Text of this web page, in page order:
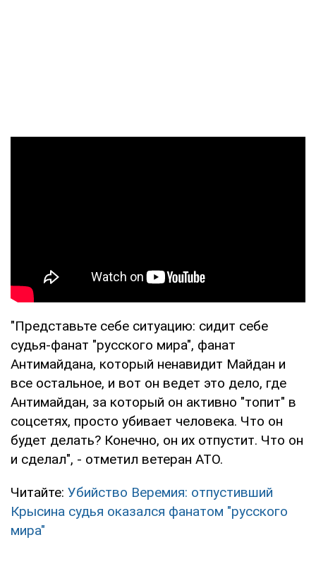
"Представьте себе ситуацию: сидит себе
судья-фанат "русского мира", фанат
Антимайдана, который ненавидит Майдан и
все остальное, и вот он ведет это дело, где
Антимайдан, за который он активно "топит" в
соцсетях, просто убивает человека. Что он
будет делать? Конечно, он их отпустит. Что он
и сделал", - отметил ветеран АТО.
Читайте: Убийство Веремия: отпустивший
Крысина судья оказался фанатом "русского
мира"